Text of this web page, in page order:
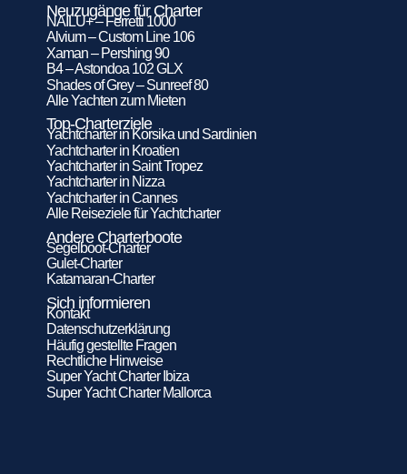
Neuzugänge für Charter
NAILU+ – Ferretti 1000
Alvium – Custom Line 106
Xaman – Pershing 90
B4 – Astondoa 102 GLX
Shades of Grey – Sunreef 80
Alle Yachten zum Mieten
Top-Charterziele
Yachtcharter in Korsika und Sardinien
Yachtcharter in Kroatien
Yachtcharter in Saint Tropez
Yachtcharter in Nizza
Yachtcharter in Cannes
Alle Reiseziele für Yachtcharter
Andere Charterboote
Segelboot-Charter
Gulet-Charter
Katamaran-Charter
Sich informieren
Kontakt
Datenschutzerklärung
Häufig gestellte Fragen
Rechtliche Hinweise
Super Yacht Charter Ibiza
Super Yacht Charter Mallorca